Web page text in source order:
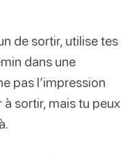
de sortir, utilise tes
dans une
pas l’impression
sortir, mais tu peux